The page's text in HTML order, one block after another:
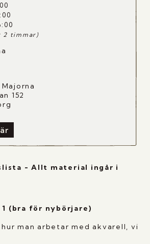
2 timmar)
Majorna
152
- Allt material ingår i
(bra för nybörjare)
man arbetar med akvarell, vi